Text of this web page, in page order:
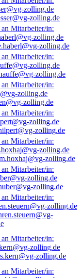
zolling.de
zolling.de
zolling.de
zolling.de
zolling.de
zolling.de
zolling.de
zolling.de